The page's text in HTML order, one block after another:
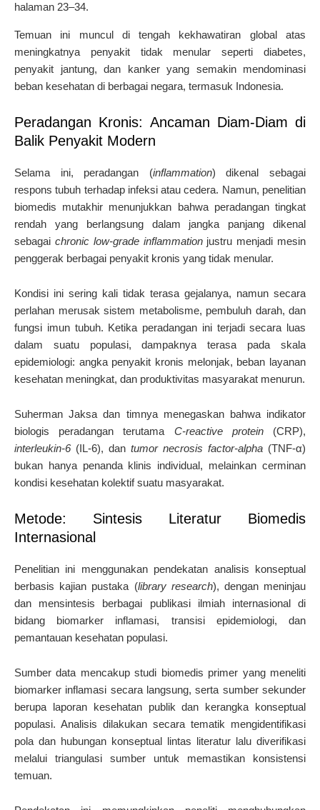
halaman 23–34.
Temuan ini muncul di tengah kekhawatiran global atas
meningkatnya penyakit tidak menular seperti diabetes,
penyakit jantung, dan kanker yang semakin mendominasi
beban kesehatan di berbagai negara, termasuk Indonesia.
Peradangan Kronis: Ancaman Diam-Diam di
Balik Penyakit Modern
Selama ini, peradangan (inflammation) dikenal sebagai
respons tubuh terhadap infeksi atau cedera. Namun, penelitian
biomedis mutakhir menunjukkan bahwa peradangan tingkat
rendah yang berlangsung dalam jangka panjang dikenal
sebagai chronic low-grade inflammationjustru menjadi mesin
penggerak berbagai penyakit kronis yang tidak menular.
Kondisi ini sering kali tidak terasa gejalanya, namun secara
perlahan merusak sistem metabolisme, pembuluh darah, dan
fungsi imun tubuh. Ketika peradangan ini terjadi secara luas
dalam suatu populasi, dampaknya terasa pada skala
epidemiologi: angka penyakit kronis melonjak, beban layanan
kesehatan meningkat, dan produktivitas masyarakat menurun.
Suherman Jaksa dan timnya menegaskan bahwa indikator
biologis peradangan terutama C-reactive protein(CRP),
interleukin-6(IL-6), dan tumor necrosis factor-alpha (TNF-α)
bukan hanya penanda klinis individual, melainkan cerminan
kondisi kesehatan kolektif suatu masyarakat.
Metode: Sintesis Literatur Biomedis
Internasional
Penelitian ini menggunakan pendekatan analisis konseptual
berbasis kajian pustaka (library research), dengan meninjau
dan mensintesis berbagai publikasi ilmiah internasional di
bidang biomarker inflamasi, transisi epidemiologi, dan
pemantauan kesehatan populasi.
Sumber data mencakup studi biomedis primer yang meneliti
biomarker inflamasi secara langsung, serta sumber sekunder
berupa laporan kesehatan publik dan kerangka konseptual
populasi. Analisis dilakukan secara tematik mengidentifikasi
pola dan hubungan konseptual lintas literatur lalu diverifikasi
melalui triangulasi sumber untuk memastikan konsistensi
temuan.